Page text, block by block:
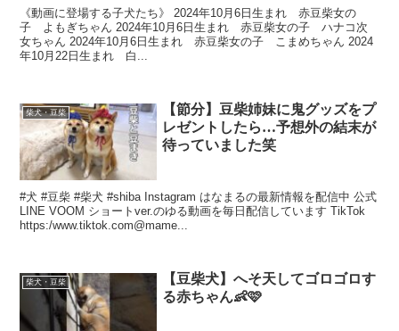
《動画に登場する子犬たち》 2024年10月6日生まれ 赤豆柴女の
子 よもぎちゃん 2024年10月6日生まれ 赤豆柴女の子 ハナコ次
女ちゃん 2024年10月6日生まれ 赤豆柴女の子 こまめちゃん 2024
年10月22日生まれ 白...
柴犬・豆柴
【節分】豆柴姉妹に鬼グッズをプ
レゼントしたら…予想外の結末が
待っていました笑
#犬 #豆柴 #柴犬 #shiba Instagram はなまるの最新情報を配信中 公式
LINE VOOM ショートver.のゆる動画を毎日配信しています TikTok
https:/www.tiktok.com@mame...
柴犬・豆柴
【豆柴犬】へそ天してゴロゴロす
る赤ちゃん👶🩷